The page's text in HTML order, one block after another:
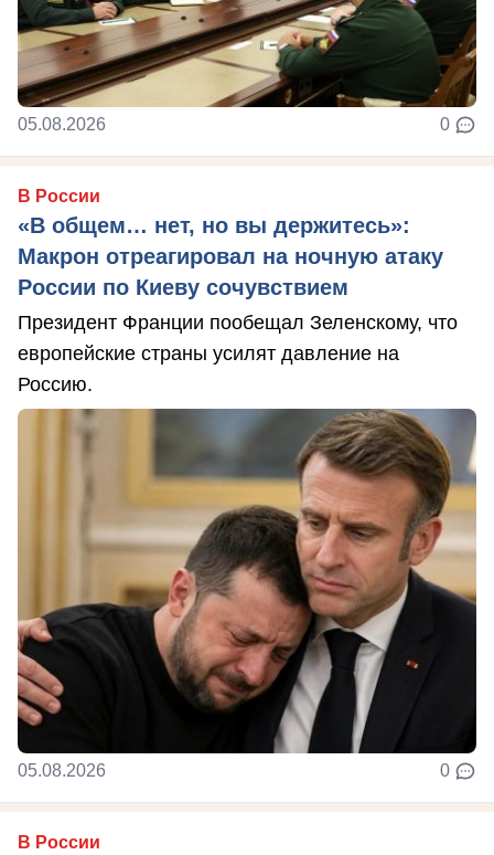
05.08.2026 0
В России
«В общем… нет, но вы держитесь»:
Макрон отреагировал на ночную атаку
России по Киеву сочувствием
Президент Франции пообещал Зеленскому, что
европейские страны усилят давление на
Россию.
05.08.2026 0
В России